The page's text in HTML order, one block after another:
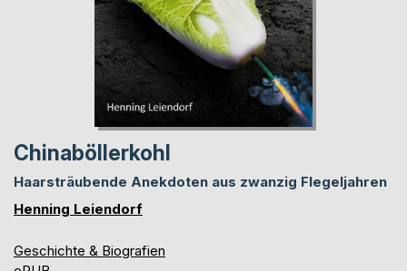
Chinaböllerkohl
Haarsträubende Anekdoten aus zwanzig Flegeljahren
Henning Leiendorf
Geschichte & Biografien